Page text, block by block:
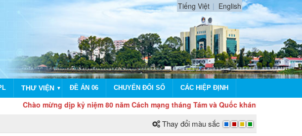
Tiếng Việt English
THƯ VIỆN ▼ ĐỀ ÁN 06 CHUYỂN ĐỔI SỐ CÁC HIỆP ĐỊNH
Chào mừng dịp kỷ niệm 80 năm Cách mạng tháng Tám và Quốc khánh 2/9
Thay đổi màu sắc